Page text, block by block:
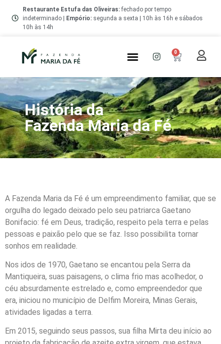
Restaurante Estufa das Oliveiras: fechado por tempo
indeterminado |
Empório: segunda a sexta | 10h às 16h e sábados
10h às 14h
0
História da
Fazenda Maria da Fé
A Fazenda Maria da Fé é um empreendimento familiar, que se
orgulha do legado deixado pelo seu patriarca Gaetano
Bonifacio: fé em Deus, tradição, respeito pela terra e pelas
pessoas e paixão pelo que se faz. Isso possibilita tornar
sonhos em realidade.
Nos idos de 1970, Gaetano se encantou pela Serra da
Mantiqueira, suas paisagens, o clima frio mas acolhedor, o
céu absurdamente estrelado e, como empreendedor que
era, iniciou no município de Delfim Moreira, Minas Gerais,
atividades ligadas a terra.
Em 2015, seguindo seus passos, sua filha Mirta deu início ao